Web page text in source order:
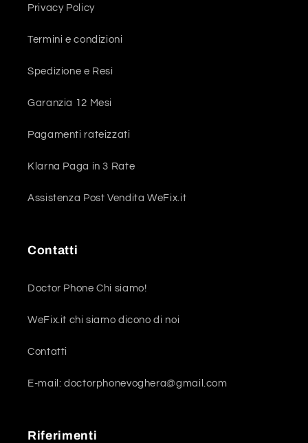
Privacy Policy
Termini e condizioni
Spedizione e Resi
Garanzia 12 Mesi
Pagamenti rateizzati
Klarna Paga in 3 Rate
Assistenza Post Vendita WeFix.it
Contatti
Doctor Phone Chi siamo!
WeFix.it chi siamo dicono di noi
Contatti
E-mail: doctorphonevoghera@gmail.com
Riferimenti